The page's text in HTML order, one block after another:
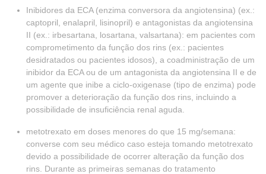
Inibidores da ECA (enzima conversora da angiotensina) (ex.:
captopril, enalapril, lisinopril) e antagonistas da angiotensina
II (ex.: irbesartana, losartana, valsartana): em pacientes com
comprometimento da função dos rins (ex.: pacientes
desidratados ou pacientes idosos), a coadministração de um
inibidor da ECA ou de um antagonista da angiotensina II e de
um agente que inibe a ciclo-oxigenase (tipo de enzima) pode
promover a deterioração da função dos rins, incluindo a
possibilidade de insuficiência renal aguda.
metotrexato em doses menores do que 15 mg/semana:
converse com seu médico caso esteja tomando metotrexato
devido a possibilidade de ocorrer alteração da função dos
rins. Durante as primeiras semanas do tratamento